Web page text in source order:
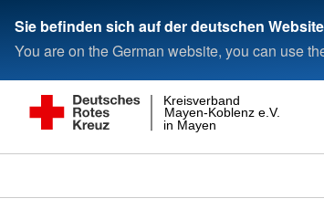
Sie befinden sich auf der deutschen Website
You are on the German website, you can use
in Mayen
Mayen-Koblenz e.V.
Kreisverband